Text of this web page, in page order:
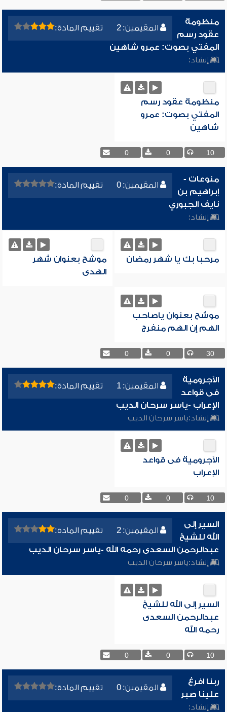
المقيمين: 2 تقييم المادة:
منظومة
عقود رسم
المفتي بصوت: عمرو شاهين
إنشاد:
منظومة عقود رسم
المفتي بصوت: عمرو
شاهين
10
0
0
المقيمين: 0 تقييم المادة:
منوعات -
إبراهيم بن
نايف الجبوري
إنشاد:
مرحبا بك يا شهر رمضان
موشح بعنوان شهر
الهدى
موشح بعنوان ياصاحب
الهم إن الهم منفرج
30
0
0
المقيمين: 1 تقييم المادة:
الآجرومية
فى قواعد
الإعراب -ياسر سرحان الديب
إنشاد:ياسر سرحان الديب
الآجرومية فى قواعد
الإعراب
10
0
0
المقيمين: 2 تقييم المادة:
السير إلى
الله للشيخ
عبدالرحمن السعدى رحمه الله -ياسر سرحان الديب
إنشاد:ياسر سرحان الديب
السير إلى الله للشيخ
عبدالرحمن السعدى
رحمه الله
10
0
0
المقيمين: 0 تقييم المادة:
ربنا افرغ
علينا صبر
إنشاد: